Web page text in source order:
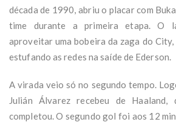
década de 1990, abriu o placar com
time durante a primeira etapa. O
aproveitar uma bobeira da zaga do
estufando as redes na saíde de Ederson.
A virada veio só no segundo tempo.
Julián Álvarez recebeu de
completou. O segundo gol foi aos 12